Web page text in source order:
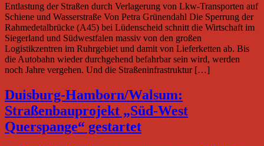
Entlastung der Straßen durch Verlagerung von Lkw-Transporten auf
Schiene und Wasserstraße Von Petra Grünendahl Die Sperrung der
Rahmedetalbrücke (A45) bei Lüdenscheid schnitt die Wirtschaft im
Siegerland und Südwestfalen massiv von den großen
Logistikzentren im Ruhrgebiet und damit von Lieferketten ab. Bis
die Autobahn wieder durchgehend befahrbar sein wird, werden
noch Jahre vergehen. Und die Straßeninfrastruktur […]
Duisburg-Hamborn/Walsum:
Straßenbauprojekt „Süd-West
Querspange“ gestartet